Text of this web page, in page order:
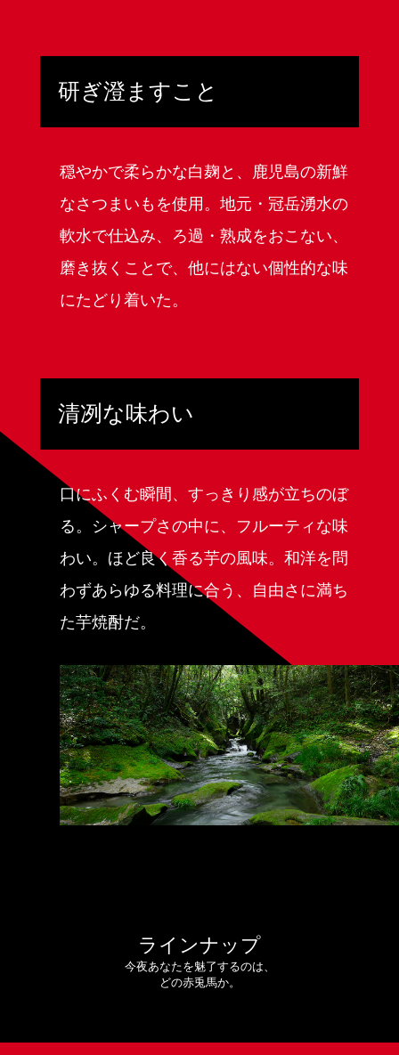
研ぎ澄ますこと
穏やかで柔らかな白麹と、鹿児島の新鮮
なさつまいもを使用。地元・冠岳湧水の
軟水で仕込み、ろ過・熟成をおこない、
磨き抜くことで、他にはない個性的な味
にたどり着いた。
清冽な味わい
口にふくむ瞬間、すっきり感が立ちのぼ
る。シャープさの中に、フルーティな味
わい。ほど良く香る芋の風味。和洋を問
わずあらゆる料理に合う、自由さに満ち
た芋焼酎だ。
ラインナップ
今夜あなたを魅了するのは、
どの赤兎馬か。